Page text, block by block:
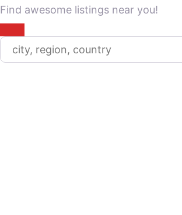
Find awesome listings near you!
Change Location